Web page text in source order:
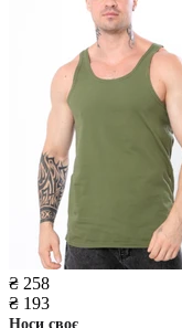
₴ 258
₴ 193
Носи своє